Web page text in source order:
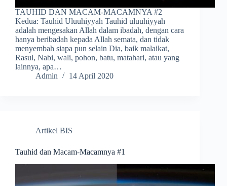
TAUHID DAN MACAM-MACAMNYA #2
Kedua: Tauhid Uluuhiyyah Tauhid uluuhiyyah
adalah mengesakan Allah dalam ibadah, dengan cara
hanya beribadah kepada Allah semata, dan tidak
menyembah siapa pun selain Dia, baik malaikat,
Rasul, Nabi, wali, pohon, batu, matahari, atau yang
lainnya, apa…
Admin
14 April 2020
Artikel BIS
Tauhid dan Macam-Macamnya #1